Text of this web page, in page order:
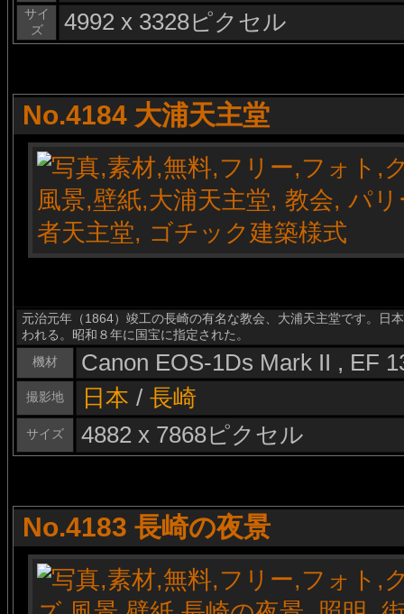
サイ
ズ
4992 x 3328ピクセル
No.4184 大浦天主堂
元治元年（1864）竣工の長崎の有名な教会、大浦天主堂です。日
われる。昭和８年に国宝に指定された。
機材
Canon EOS-1Ds Mark II , EF
撮影地 日本 / 長崎
サイズ 4882 x 7868ピクセル
No.4183 長崎の夜景